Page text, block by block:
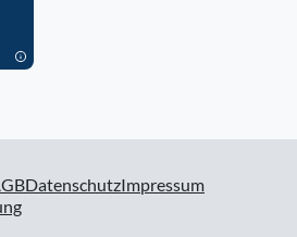
DatenschutzImpressum